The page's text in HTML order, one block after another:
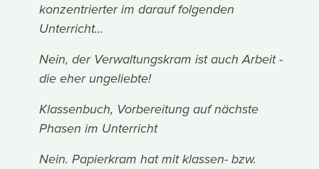
konzentrierter im darauf folgenden
Unterricht...
Nein, der Verwaltungskram ist auch Arbeit -
die eher ungeliebte!
Klassenbuch, Vorbereitung auf nächste
Phasen im Unterricht
Nein. Papierkram hat mit klassen- bzw.